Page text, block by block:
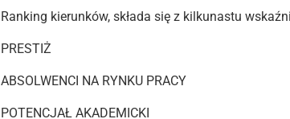
Ranking kierunków, składa się z kilkunastu
PRESTIŻ
ABSOLWENCI NA RYNKU PRACY
POTENCJAŁ AKADEMICKI